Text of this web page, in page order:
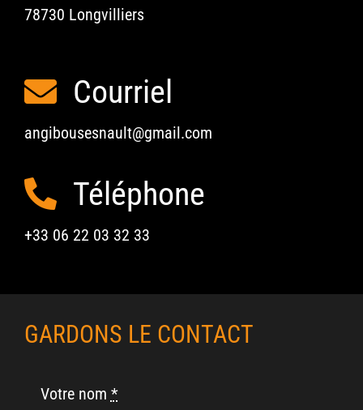
Search
78730 Longvilliers
Courriel
angibousesnault@gmail.com
Téléphone
+33 06 22 03 32 33
GARDONS LE CONTACT
Votre nom *